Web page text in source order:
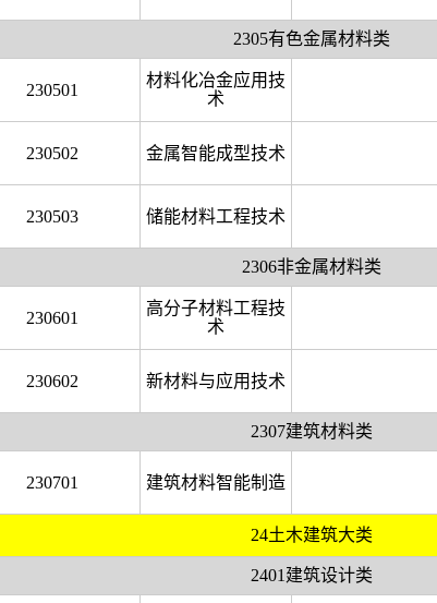
2305有色金属材料类
230501
材料化冶金应用技
术
230502 金属智能成型技术
230503 储能材料工程技术
2306非金属材料类
230601
高分子材料工程技
术
230602 新材料与应用技术
2307建筑材料类
230701 建筑材料智能制造
24土木建筑大类
2401建筑设计类